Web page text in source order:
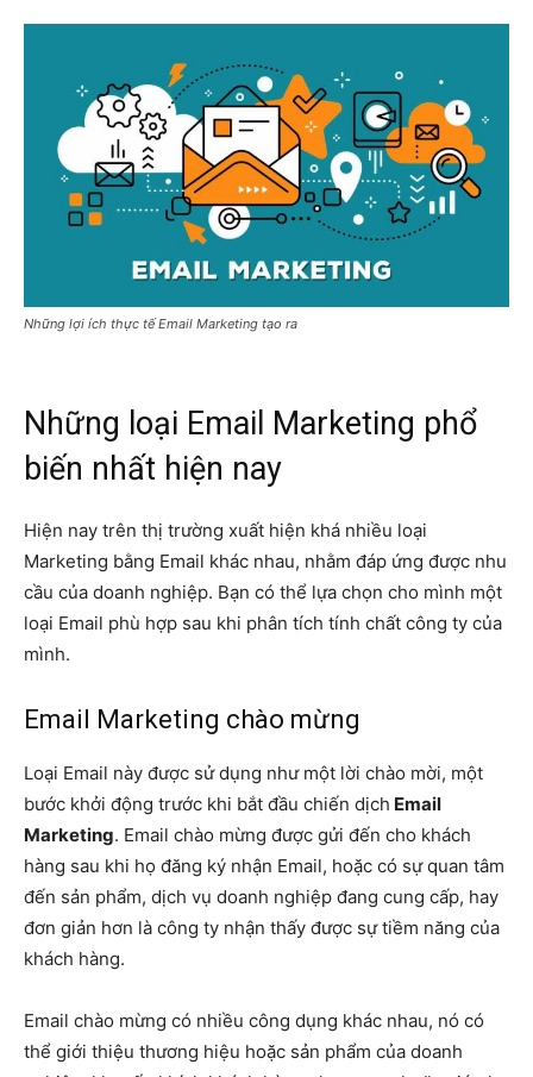
Những lợi ích thực tế Email Marketing tạo ra
Những loại Email Marketing phổ
biến nhất hiện nay
Hiện nay trên thị trường xuất hiện khá nhiều loại
Marketing bằng Email khác nhau, nhằm đáp ứng được nhu
cầu của doanh nghiệp. Bạn có thể lựa chọn cho mình một
loại Email phù hợp sau khi phân tích tính chất công ty của
mình.
Email Marketing chào mừng
Loại Email này được sử dụng như một lời chào mời, một
bước khởi động trước khi bắt đầu chiến dịch Email
Marketing. Email chào mừng được gửi đến cho khách
hàng sau khi họ đăng ký nhận Email, hoặc có sự quan tâm
đến sản phẩm, dịch vụ doanh nghiệp đang cung cấp, hay
đơn giản hơn là công ty nhận thấy được sự tiềm năng của
khách hàng.
Email chào mừng có nhiều công dụng khác nhau, nó có
thể giới thiệu thương hiệu hoặc sản phẩm của doanh